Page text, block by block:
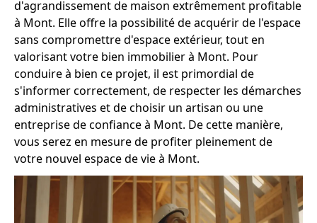
d'agrandissement de maison extrêmement profitable
à Mont. Elle offre la possibilité de acquérir de l'espace
sans compromettre d'espace extérieur, tout en
valorisant votre bien immobilier à Mont. Pour
conduire à bien ce projet, il est primordial de
s'informer correctement, de respecter les démarches
administratives et de choisir un artisan ou une
entreprise de confiance à Mont. De cette manière,
vous serez en mesure de profiter pleinement de
votre nouvel espace de vie à Mont.